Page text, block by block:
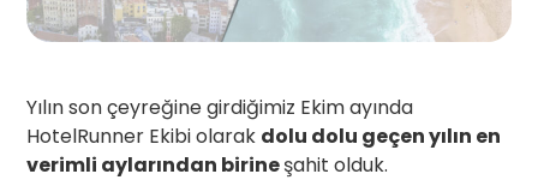
Yılın son çeyreğine girdiğimiz Ekim ayında
HotelRunner Ekibi olarak dolu dolu geçen yılın en
verimli aylarından birineşahit olduk.